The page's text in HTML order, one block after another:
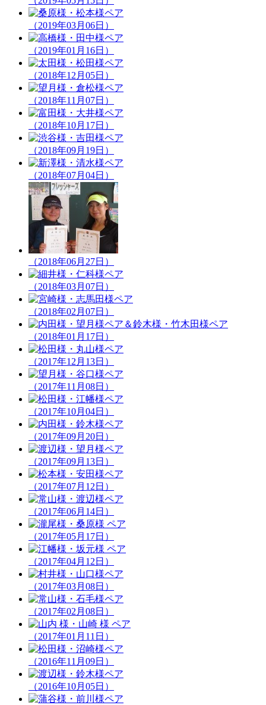
（2019年03月06日）
（2019年01月16日）
（2018年12月05日）
（2018年11月07日）
（2018年10月17日）
（2018年09月19日）
（2018年07月04日）
（2018年06月27日）
（2018年03月07日）
（2018年02月07日）
（2018年01月17日）
（2017年12月13日）
（2017年11月08日）
（2017年10月04日）
（2017年09月20日）
（2017年09月13日）
（2017年07月12日）
（2017年06月14日）
（2017年05月17日）
（2017年04月12日）
（2017年03月08日）
（2017年02月08日）
（2017年01月11日）
（2016年11月09日）
（2016年10月05日）